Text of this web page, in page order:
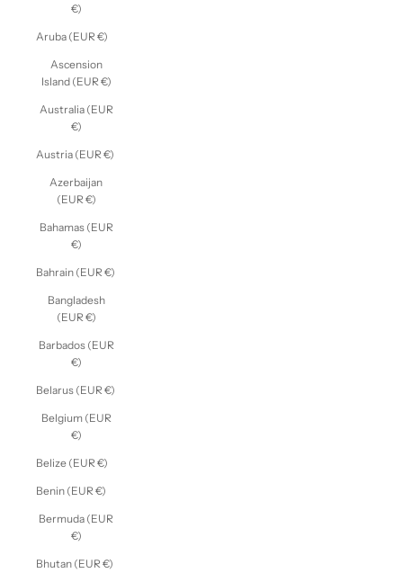
€)
Aruba (EUR €)
Ascension
Island (EUR €)
Australia (EUR
€)
Austria (EUR €)
Azerbaijan
(EUR €)
Bahamas (EUR
€)
Bahrain (EUR €)
Bangladesh
(EUR €)
Barbados (EUR
€)
Belarus (EUR €)
Belgium (EUR
€)
Belize (EUR €)
Benin (EUR €)
Bermuda (EUR
€)
Bhutan (EUR €)